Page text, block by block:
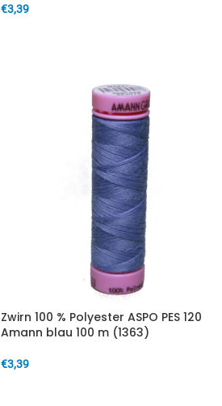
€3,39
Zwirn 100 % Polyester ASPO PES 120
Amann blau 100 m (1363)
€3,39